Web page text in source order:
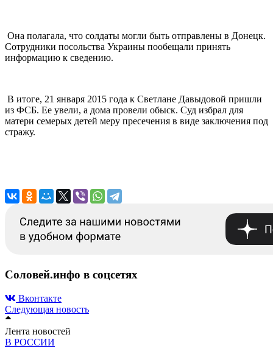
Она полагала, что солдаты могли быть отправлены в Донецк.
Сотрудники посольства Украины пообещали принять
информацию к сведению.
В итоге, 21 января 2015 года к Светлане Давыдовой пришли
из ФСБ. Ее увели, а дома провели обыск. Суд избрал для
матери семерых детей меру пресечения в виде заключения под
стражу.
Соловей.инфо в соцсетях
Вконтакте
Следующая новость
Лента новостей
В РОССИИ